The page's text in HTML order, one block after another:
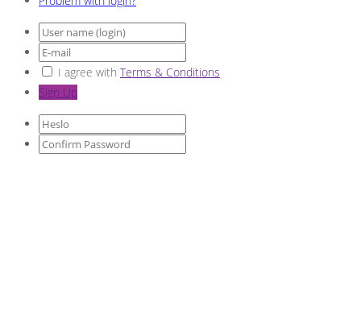
I agree with Terms & Conditions
Sign Up